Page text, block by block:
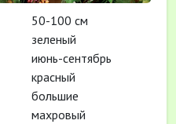
50-100 см
зеленый
июнь-сентябрь
красный
большие
махровый